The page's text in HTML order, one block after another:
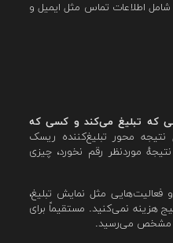
اطلاعات تماس مثل ایمیل و
که تبلیغ می‌کند و کسی که
محور تبلیغ‌کننده ریسک
موردنظر رقم نخورد، چیزی
فعالیت‌هایی مثل نمایش تبلیغ،
هزینه نمی‌کنید. مستقیماً برای
مشخص می‌رسید.